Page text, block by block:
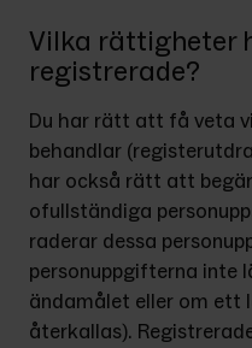
Vilka rättigheter
registrerade?
Du har rätt att få veta
behandlar
har också rätt att
ofullständiga
raderar dessa
personuppgifterna inte
ändamålet eller om ett
återkallas).